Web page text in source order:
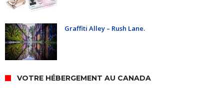
Graffiti Alley – Rush Lane.
VOTRE HÉBERGEMENT AU CANADA